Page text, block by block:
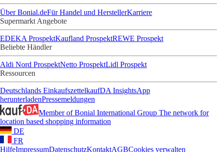
Über Bonial.deFür Handel und HerstellerKarriere
Supermarkt Angebote
EDEKA ProspektKaufland ProspektREWE Prospekt
Beliebte Händler
Aldi Nord ProspektNetto ProspektLidl Prospekt
Ressourcen
Deutschlands EinkaufszettelkaufDA InsightsApp
herunterladenPressemeldungen
Member of Bonial International Group The network for
location based shopping information
DE
FR
HilfeImpressumDatenschutzKontaktAGBCookies verwalten